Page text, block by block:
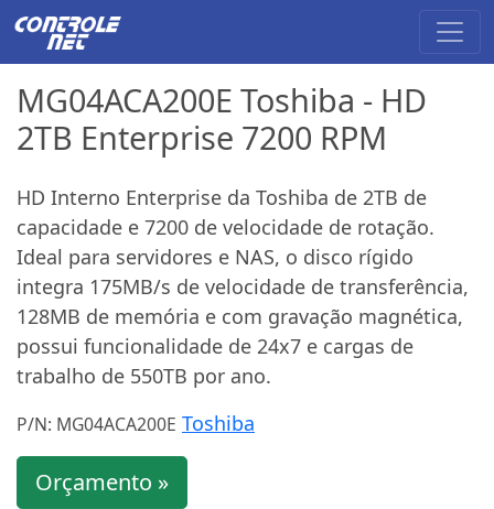
MG04ACA200E Toshiba - HD
2TB Enterprise 7200 RPM
HD Interno Enterprise da Toshiba de 2TB de
capacidade e 7200 de velocidade de rotação.
Ideal para servidores e NAS, o disco rígido
integra 175MB/s de velocidade de transferência,
128MB de memória e com gravação magnética,
possui funcionalidade de 24x7 e cargas de
trabalho de 550TB por ano.
P/N: MG04ACA200E Toshiba
Orçamento »